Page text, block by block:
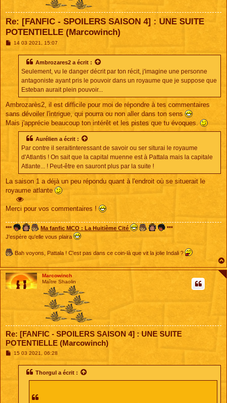
Re: [FANFIC - SPOILERS SAISON 4] : UNE SUITE
POTENTIELLE (Marcowinch)
M14 03 2021, 15:07
Ambrozares2 a écrit :
Seulement, vu le danger décrit par ton récit, j'imagine une personne
antagoniste ayant pris le pouvoir dans un royaume que je suppose que
Esteban aurait plein pouvoir...
Ambrozarès2, il est difficile pour moi de répondre à tes commentaires
sans dévoiler l'intrigue, qui pourra ou non aller dans ton sens
Mais j'apprécie beaucoup ton intérêt et les pistes que tu évoques.
Aurélien a écrit :
Par contre il seraitinteressant de savoir ou ser siturai le royaume
d'Atlantis ! On sait que la capital muenne est à Pattala mais la capitale
Atlante... ! Peut-être en sauront plus par la suite !
La saison 1 a déjà un peu répondu quant à l'endroit où se situerait le
royaume atlante
Merci pour vos commentaires !
*** Ma fanfic MCO : La Huitième Cité
***
J'espère qu'elle vous plaira
Bah voyons, Pattala ! C'est pas dans ce coin-là que vit la jolie Indali ?
Marcowinch
Maître Shaolin
Re: [FANFIC - SPOILERS SAISON 4] : UNE SUITE
POTENTIELLE (Marcowinch)
M15 03 2021, 06:28
Thorgul a écrit :